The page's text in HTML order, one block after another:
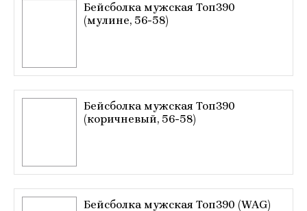
Бейсболка мужская Топ390
(мулине, 56-58)
Бейсболка мужская Топ390
(коричневый, 56-58)
Бейсболка мужская Топ390 (WAG)